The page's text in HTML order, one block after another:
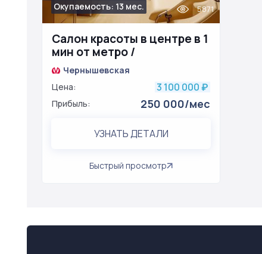
Салон красоты в центре в 1
мин от метро /
возможность
лицензирования
Окупаемость: 13 мес. 5871
Чернышевская
Цена:
3 100 000 ₽
Прибыль: 250 000/мес
УЗНАТЬ ДЕТАЛИ
Быстрый просмотр